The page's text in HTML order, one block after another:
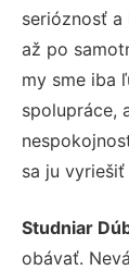
serióznosť
až po
my sme iba
spolupráce,
sa ju
Studniar
obávať.